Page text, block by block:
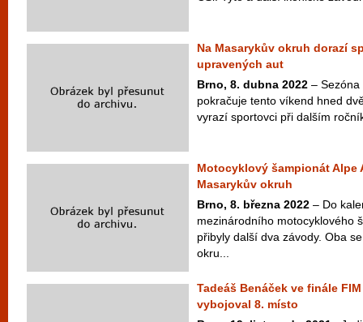
Na Masarykův okruh dorazí
upravených aut
Brno, 8. dubna 2022 –
pokračuje tento víkend hned
vyrazí sportovci při dalším
Motocyklový šampionát Alpe
Masarykův okruh
Brno, 8. března 2022 – Do
mezinárodního motocyklového
přibyly další dva závody. Oba
okru...
Tadeáš Benáček ve finále
vybojoval 8. místo